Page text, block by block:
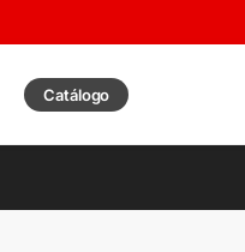
Catálogo